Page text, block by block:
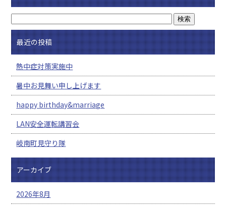
最近の投稿
熱中症対策実施中
暑中お見舞い申し上げます
happy birthday&marriage
LAN安全運転講習会
岐南町見守り隊
アーカイブ
2026年8月